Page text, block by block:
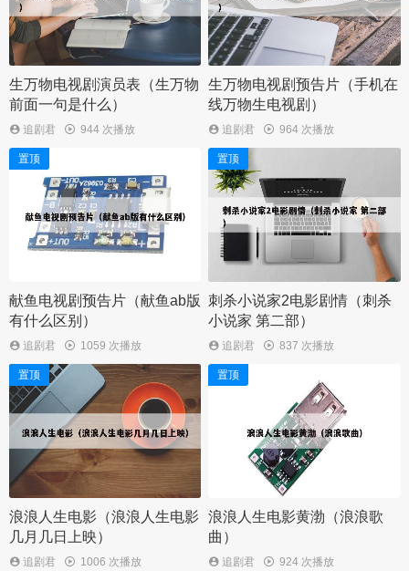
生万物电视剧演员表（生万物
前面一句是什么）
追剧君 944 次播放
生万物电视剧预告片（手机在
线万物生电视剧）
追剧君 964 次播放
置顶
献鱼电视剧预告片（献鱼ab版
有什么区别）
追剧君 1059 次播放
置顶
刺杀小说家2电影剧情（刺杀
小说家 第二部）
追剧君 837 次播放
置顶
浪浪人生电影（浪浪人生电影
几月几日上映）
追剧君 1006 次播放
置顶
浪浪人生电影黄渤（浪浪歌
曲）
追剧君 924 次播放